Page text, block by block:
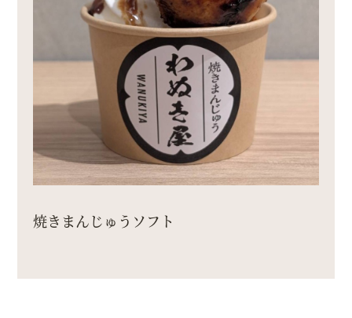
焼きまんじゅうソフト